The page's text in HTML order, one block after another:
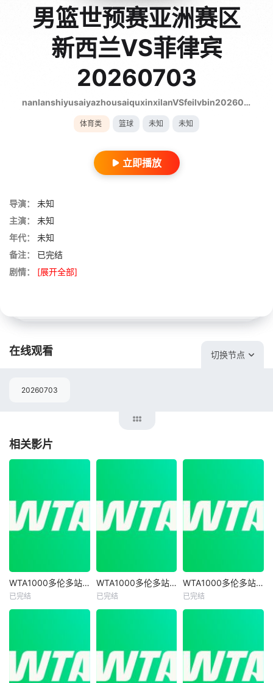
男篮世预赛亚洲赛区
新西兰VS菲律宾
20260703
nanlanshiyusaiyazhousaiquxinxilanVSfeilvbin20260703
体育类 篮球 未知 未知
立即播放
导演：
未知
主演：
未知
年代：
未知
备注：
已完结
剧情：
[展开全部]
在线观看 切换节点
20260703
相关影片
WTA1000多伦多站女单第二轮 萨巴伦卡2-0内岛萌夏20260805 WTA1000多伦多站女单第二轮 萨巴伦卡2-0内岛萌夏20260805
已完结
WTA1000多伦多站女单第二轮 陶森0-2巴图科娃20260805 WTA1000多伦多站女单第二轮 陶森0-2巴图科娃20260805
已完结
WTA1000多伦多站女单第一轮 巴图科娃2-0安德莱斯库 20260804 WTA1000多伦多站女单第一轮 巴图科娃2-0安德莱斯库 20260804
已完结